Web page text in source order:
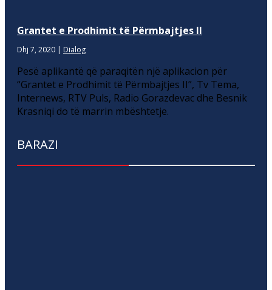
Grantet e Prodhimit të Përmbajtjes II
Dhj 7, 2020 | Dialog
Pesë aplikantë që paraqitën një aplikacion për
“Grantet e Prodhimit të Përmbajtjes II”, Tv Tema,
Internews, RTV Puls, Radio Gorazdevac dhe Besnik
Krasniqi do të marrin mbështetje.
BARAZI